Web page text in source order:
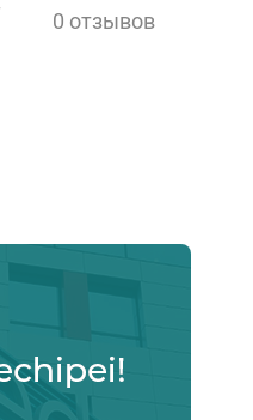
0 отзывов